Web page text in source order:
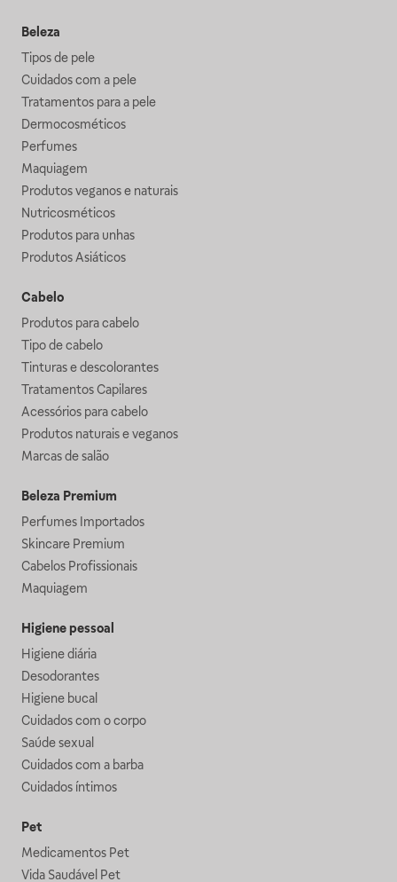
Beleza
Tipos de pele
Cuidados com a pele
Tratamentos para a pele
Dermocosméticos
Perfumes
Maquiagem
Produtos veganos e naturais
Nutricosméticos
Produtos para unhas
Produtos Asiáticos
Cabelo
Produtos para cabelo
Tipo de cabelo
Tinturas e descolorantes
Tratamentos Capilares
Acessórios para cabelo
Produtos naturais e veganos
Marcas de salão
Beleza Premium
Perfumes Importados
Skincare Premium
Cabelos Profissionais
Maquiagem
Higiene pessoal
Higiene diária
Desodorantes
Higiene bucal
Cuidados com o corpo
Saúde sexual
Cuidados com a barba
Cuidados íntimos
Pet
Medicamentos Pet
Vida Saudável Pet